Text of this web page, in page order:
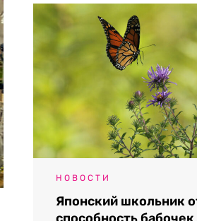
НОВОСТИ
Японский школьник